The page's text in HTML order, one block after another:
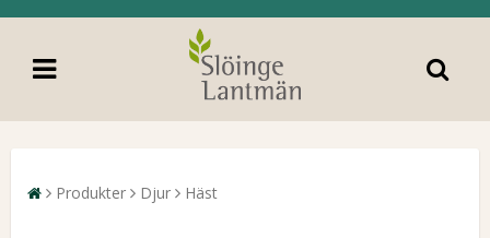
Produkter Djur Häst